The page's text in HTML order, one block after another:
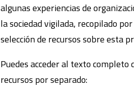
algunas experiencias de
la sociedad vigilada, recopilado por
selección de recursos sobre esta
Puedes acceder al texto completo
recursos por separado: